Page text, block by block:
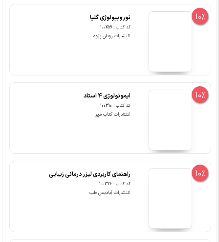
10% نوروبیولوژی گلیا
کد کتاب : 100259
انتشارات رویان پژوه
10% ایمونولوژی 4 استاد
کد کتاب : 100310
انتشارات کتاب میر
10% راهنمای کاربردی لیزر درمانی زیبایی
کد کتاب : 100326
انتشارات آبادیس طب